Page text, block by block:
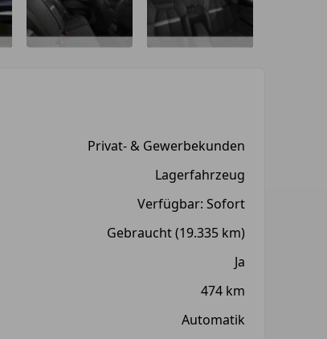
Privat- & Gewerbekunden
Lagerfahrzeug
Verfügbar: Sofort
Gebraucht (19.335 km)
Ja
474 km
Automatik